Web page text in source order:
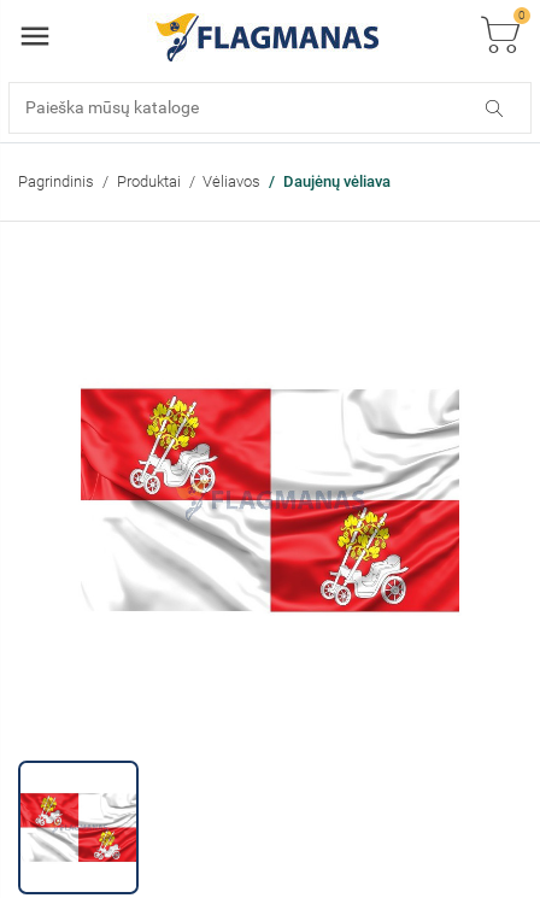
0
Pagrindinis Produktai Vėliavos Daujėnų vėliava